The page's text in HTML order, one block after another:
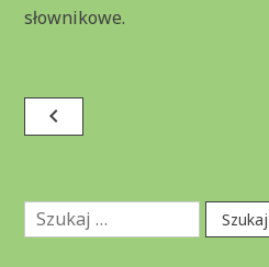
słownikowe.
Nawigacja
wpisu
navigate_before
Szukaj: